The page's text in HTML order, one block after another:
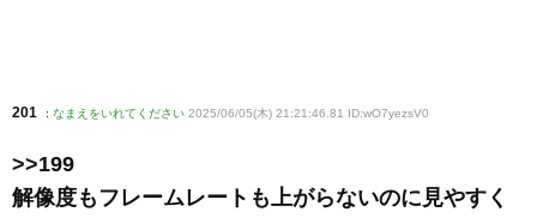
201 : なまえをいれてください 2025/06/05(木) 21:21:46.81 ID:wO7yezsV0
>>199
解像度もフレームレートも上がらないのに見やすく